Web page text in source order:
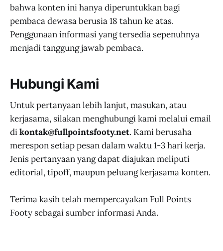
bahwa konten ini hanya diperuntukkan bagi
pembaca dewasa berusia 18 tahun ke atas.
Penggunaan informasi yang tersedia sepenuhnya
menjadi tanggung jawab pembaca.
Hubungi Kami
Untuk pertanyaan lebih lanjut, masukan, atau
kerjasama, silakan menghubungi kami melalui email
dikontak@fullpointsfooty.net. Kami berusaha
merespon setiap pesan dalam waktu 1-3 hari kerja.
Jenis pertanyaan yang dapat diajukan meliputi
editorial, tipoff, maupun peluang kerjasama konten.
Terima kasih telah mempercayakan Full Points
Footy sebagai sumber informasi Anda.